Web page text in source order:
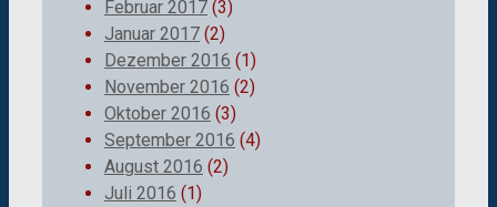
Februar 2017 (3)
Januar 2017 (2)
Dezember 2016 (1)
November 2016 (2)
Oktober 2016 (3)
September 2016 (4)
August 2016 (2)
Juli 2016 (1)